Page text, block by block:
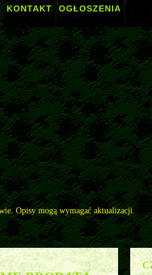
KONTAKT OGŁOSZENIA
Opisy mogą wymagać aktualizacji
lepiej mieć dwie?